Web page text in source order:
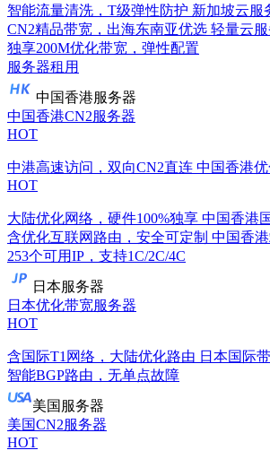
智能流量清洗，T级弹性防护 新加坡云服
CN2精品带宽，出海东南亚优选 轻量云
独享200M优化带宽，弹性配置
服务器租用
中国香港服务器
中国香港CN2服务器
HOT
中港高速访问，双向CN2直连 中国香港
HOT
大陆优化网络，硬件100%独享 中国香港
含优化互联网路由，安全可定制 中国香
253个可用IP，支持1C/2C/4C
日本服务器
日本优化带宽服务器
HOT
含国际T1网络，大陆优化路由 日本国际
智能BGP路由，无单点故障
美国服务器
美国CN2服务器
HOT